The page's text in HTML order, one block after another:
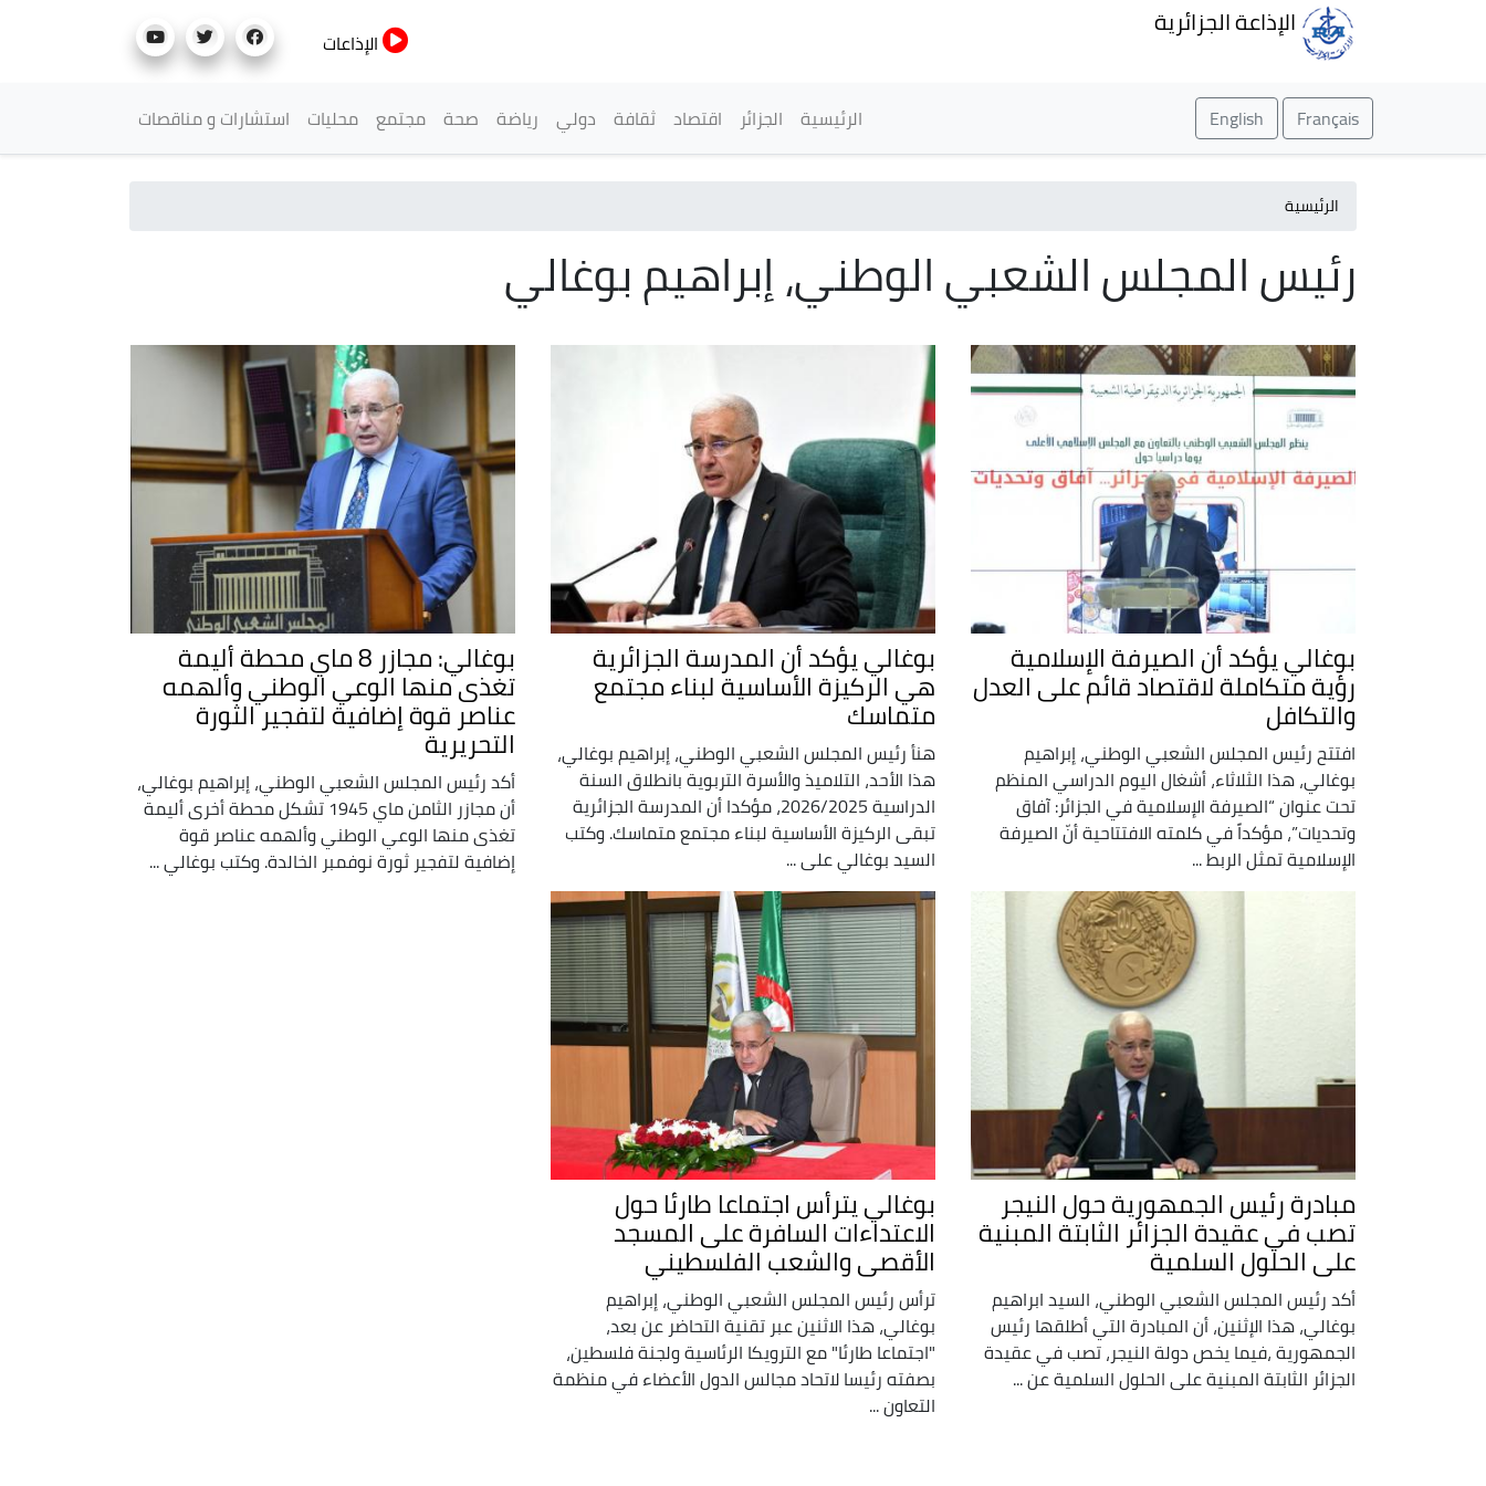
الإذاعة الجزائرية
الإذاعات
Français
English القائمة الرئيسية
الرئيسية الجزائر اقتصاد ثقافة دولي رياضة صحة مجتمع محليات استشارات و مناقصات
الرئيسية
رئيس المجلس الشعبي الوطني، إبراهيم بوغالي
بوغالي يؤكد أن الصيرفة الإسلامية
رؤية متكاملة لاقتصاد قائم على العدل
والتكافل
افتتح رئيس المجلس الشعبي الوطني، إبراهيم
بوغالي، هذا الثلاثاء، أشغال اليوم الدراسي المنظم
تحت عنوان “الصيرفة الإسلامية في الجزائر: آفاق
وتحديات”، مؤكداً في كلمته الافتتاحية أنّ الصيرفة
الإسلامية تمثل الربط ...
بوغالي يؤكد أن المدرسة الجزائرية
هي الركيزة الأساسية لبناء مجتمع
متماسك
هنأ رئيس المجلس الشعبي الوطني، إبراهيم بوغالي،
هذا الأحد، التلاميذ والأسرة التربوية بانطلاق السنة
الدراسية 2026/2025، مؤكدا أن المدرسة الجزائرية
تبقى الركيزة الأساسية لبناء مجتمع متماسك. وكتب
السيد بوغالي على ...
بوغالي: مجازر 8 ماي محطة أليمة
تغذى منها الوعي الوطني وألهمه
عناصر قوة إضافية لتفجير الثورة
التحريرية
أكد رئيس المجلس الشعبي الوطني، إبراهيم بوغالي،
أن مجازر الثامن ماي 1945 تشكل محطة أخرى أليمة
تغذى منها الوعي الوطني وألهمه عناصر قوة
إضافية لتفجير ثورة نوفمبر الخالدة. وكتب بوغالي ...
مبادرة رئيس الجمهورية حول النيجر
تصب في عقيدة الجزائر الثابتة المبنية
على الحلول السلمية
أكد رئيس المجلس الشعبي الوطني، السيد ابراهيم
بوغالي، هذا الإثنين، أن المبادرة التي أطلقها رئيس
الجمهورية ،فيما يخص دولة النيجر، تصب في عقيدة
الجزائر الثابتة المبنية على الحلول السلمية عن ...
بوغالي يترأس اجتماعا طارئا حول
الاعتداءات السافرة على المسجد
الأقصى والشعب الفلسطيني
ترأس رئيس المجلس الشعبي الوطني، إبراهيم
بوغالي، هذا الاثنين عبر تقنية التحاضر عن بعد،
"اجتماعا طارئا" مع الترويكا الرئاسية ولجنة فلسطين،
بصفته رئيسا لاتحاد مجالس الدول الأعضاء في منظمة
التعاون ...